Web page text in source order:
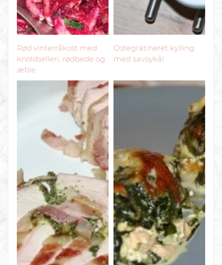
Rød vinterråkost med
knoldselleri, rødbede og
æble
Ostegratineret kylling
med savoykål